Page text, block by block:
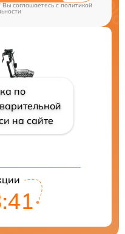
Вы соглашаетесь cполитикой
по
на сайте